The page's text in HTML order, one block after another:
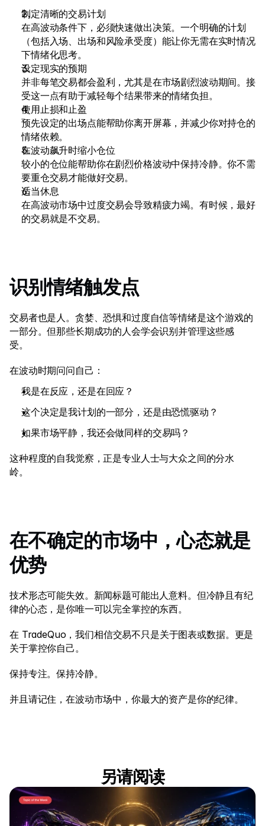
制定清晰的交易计划
在高波动条件下，必须快速做出决策。一个明确的计划
（包括入场、出场和风险承受度）能让你无需在实时情况
下情绪化思考。
设定现实的预期
并非每笔交易都会盈利，尤其是在市场剧烈波动期间。接
受这一点有助于减轻每个结果带来的情绪负担。
使用止损和止盈
预先设定的出场点能帮助你离开屏幕，并减少你对持仓的
情绪依赖。
在波动飙升时缩小仓位
较小的仓位能帮助你在剧烈价格波动中保持冷静。你不需
要重仓交易才能做好交易。
适当休息
在高波动市场中过度交易会导致精疲力竭。有时候，最好
的交易就是不交易。
识别情绪触发点
交易者也是人。贪婪、恐惧和过度自信等情绪是这个游戏的
一部分。但那些长期成功的人会学会识别并管理这些感
受。
在波动时期问问自己：
我是在反应，还是在回应？
这个决定是我计划的一部分，还是由恐慌驱动？
如果市场平静，我还会做同样的交易吗？
这种程度的自我觉察，正是专业人士与大众之间的分水
岭。
在不确定的市场中，心态就是
优势
技术形态可能失效。新闻标题可能出人意料。但冷静且有纪
律的心态，是你唯一可以完全掌控的东西。
在 TradeQuo，我们相信交易不只是关于图表或数据。更是
关于掌控你自己。
保持专注。保持冷静。
并且请记住，在波动市场中，你最大的资产是你的纪律。
另请阅读